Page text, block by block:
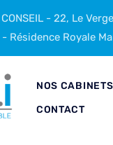
CONSEIL - 22, Le
- Résidence Royale
NOS CABINETS
CONTACT